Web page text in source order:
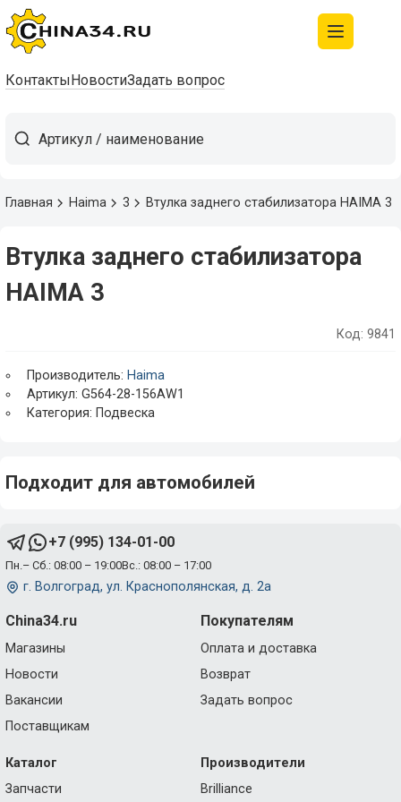
КонтактыНовостиЗадать вопрос
Главная Haima 3 Втулка заднего стабилизатора HAIMA 3
Втулка заднего стабилизатора
HAIMA 3
Код: 9841
Производитель: Haima
Артикул: G564-28-156AW1
Категория: Подвеска
Подходит для автомобилей
+7 (995) 134-01-00
Пн.– Сб.: 08:00 – 19:00Вс.: 08:00 – 17:00
г. Волгоград, ул. Краснополянская, д. 2а
China34.ru
Магазины
Новости
Вакансии
Поставщикам
Покупателям
Оплата и доставка
Возврат
Задать вопрос
Каталог
Запчасти
Производители
Brilliance